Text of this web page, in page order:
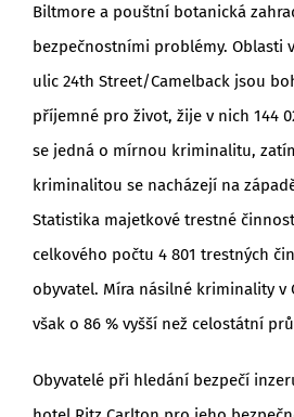
Biltmore a pouštní botanická
bezpečnostními problémy. Oblasti
ulic 24th Street/Camelback jsou
příjemné pro život, žije v nich 144
se jedná o mírnou kriminalitu,
kriminalitou se nacházejí na
Statistika majetkové trestné
celkového počtu 4 801 trestných
obyvatel. Míra násilné kriminality v
však o 86 % vyšší než celostátní
Obyvatelé při hledání bezpečí